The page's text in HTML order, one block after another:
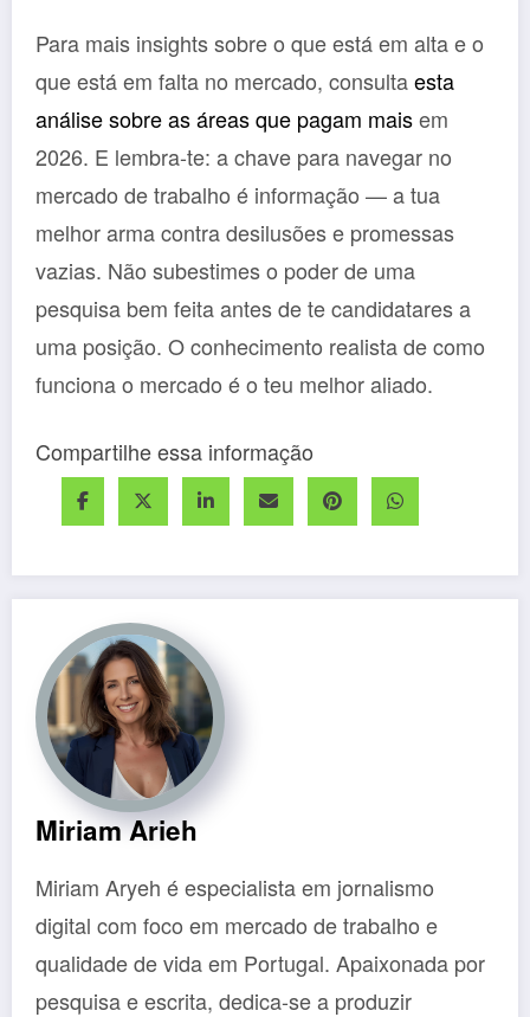
Para mais insights sobre o que está em alta e o
que está em falta no mercado, consultaesta
análise sobre as áreas que pagam maisem
2026. E lembra-te: a chave para navegar no
mercado de trabalho é informação — a tua
melhor arma contra desilusões e promessas
vazias. Não subestimes o poder de uma
pesquisa bem feita antes de te candidatares a
uma posição. O conhecimento realista de como
funciona o mercado é o teu melhor aliado.
Compartilhe essa informação
Miriam Arieh
Miriam Aryeh é especialista em jornalismo
digital com foco em mercado de trabalho e
qualidade de vida em Portugal. Apaixonada por
pesquisa e escrita, dedica-se a produzir